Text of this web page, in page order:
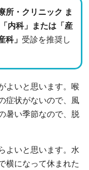
所・クリニック ま
内科」または「産
科」 受診を推奨し
よいと思います。喉
症状がないので、風
暑い季節なので、脱
よいと思います。水
横になって休まれた